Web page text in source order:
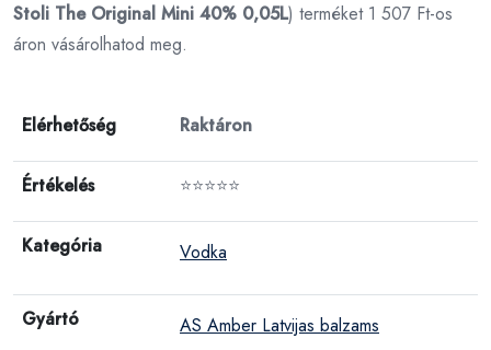
Stoli The Original Mini 40% 0,05L) terméket 1 507 Ft-os
áron vásárolhatod meg.
Elérhetőség Raktáron
Értékelés ⭐⭐⭐⭐⭐
Kategória Vodka
Gyártó AS Amber Latvijas balzams